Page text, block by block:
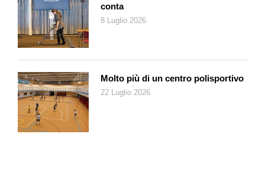
conta
8 Luglio 2026
Molto più di un centro polisportivo
22 Luglio 2026